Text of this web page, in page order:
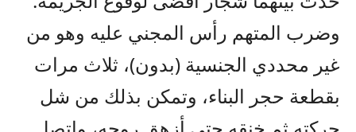
وضرب المتهم رأس المجني عليه وهو من
غير محددي الجنسية (بدون)، ثلاث مرات
بقطعة حجر البناء، وتمكن بذلك من شل